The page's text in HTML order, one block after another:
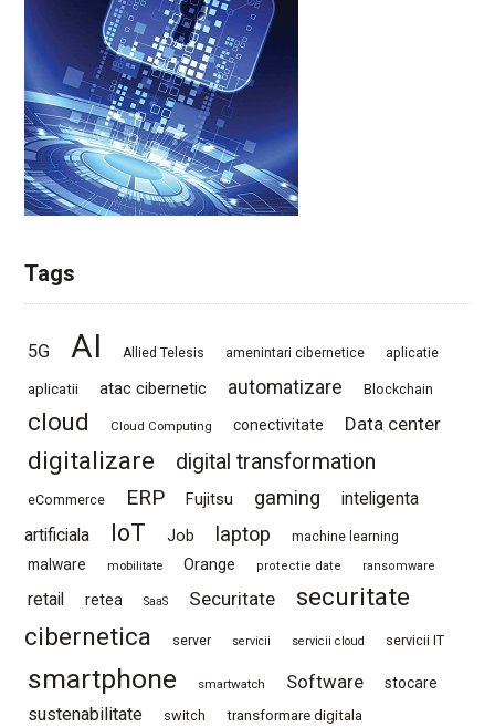
Tags
5G AI Allied Telesis amenintari cibernetice aplicatie
aplicatii atac cibernetic automatizare Blockchain
cloud Cloud Computing conectivitate Data center
digitalizare digital transformation
eCommerce ERP Fujitsu gaming
inteligenta
artificiala
IoT Job laptop machine learning
malware mobilitate Orange protectie date ransomware
retail retea SaaS Securitate
securitate
cibernetica
server servicii servicii cloud servicii IT
smartphone smartwatch Software stocare
sustenabilitate switch transformare digitala